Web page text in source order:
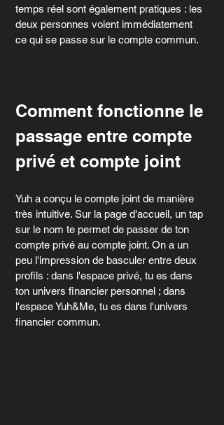
temps réel sont également pratiques : les
deux personnes voient immédiatement
ce qui se passe sur le compte commun.
Comment fonctionne le
passage entre compte
privé et compte joint
Yuh a conçu le compte joint de manière
très intuitive. Sur la page d'accueil, un tap
sur le nom te permet de passer de ton
compte privé au compte joint. On a un
peu l'impression de basculer entre deux
profils : dans l'espace privé, tu es dans
ton univers financier personnel ; dans
l'espace Yuh&Me, tu es dans l'univers
financier commun.